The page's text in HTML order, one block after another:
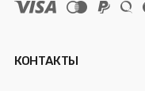
КОНТАКТЫ